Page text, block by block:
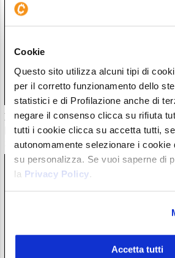
Cookie
Questo sito utilizza alcuni tipi di
per il corretto funzionamento dello
statistici e di Profilazione anche di
negare il consenso clicca su rifiuta
tutti i cookie clicca su accetta tutti,
autonomamente selezionare i
su personalizza. Se vuoi saperne di
la Privacy Policy.
Accetta tutti
Il “nuovo Warren Buffett” crolla
però è ancora leader
28/07/26 20:17